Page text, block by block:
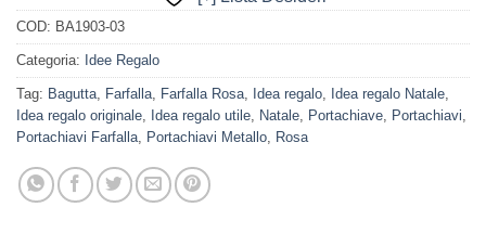
COD: BA1903-03
Categoria: Idee Regalo
Tag: Bagutta Farfalla Farfalla Rosa Idea regalo Idea regalo Natale
Idea regalo originale Idea regalo utile Natale Portachiave Portachiavi
Portachiavi Farfalla Portachiavi Metallo Rosa